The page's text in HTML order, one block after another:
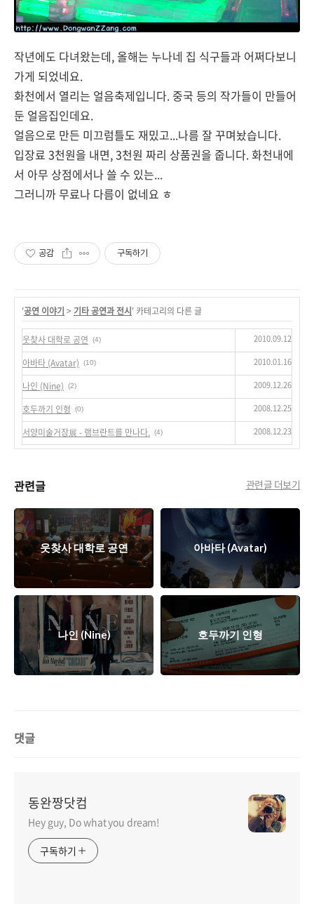
작년에도 다녀왔는데, 올해는 누나네 집 식구들과 어쩌다보니
가게 되었네요.
화천에서 열리는 얼음축제입니다. 중국 등의 작가들이 만들어
둔 얼음집인데요.
얼음으로 만든 미끄럼틀도 재밌고...나름 잘 꾸며놨습니다.
입장료 3천원을 내면, 3천원 짜리 상품권을 줍니다. 화천내에
서 아무 상점에서나 쓸 수 있는...
그러니까 무료나 다름이 없네요 ㅎ
공감 구독하기
'공연 이야기 > 기타 공연과 전시' 카테고리의 다른 글
웃찾사 대학로 공연 (4) 2010.09.12
아바타 (Avatar) (10) 2010.01.16
나인 (Nine) (2) 2009.12.26
호두까기 인형 (0) 2008.12.25
서양미술거장展 - 램브란트를 만나다. (4) 2008.12.23
관련글 관련글 더보기
웃찾사 대학로 공연 아바타 (Avatar)
나인 (Nine) 호두까기 인형
댓글
동완짱닷컴
Hey guy, Do what you dream!
구독하기